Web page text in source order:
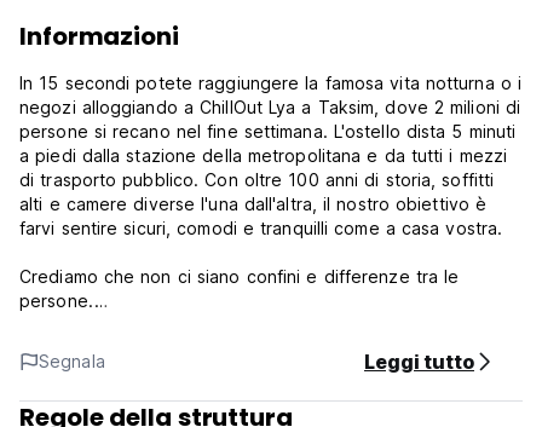
Informazioni
In 15 secondi potete raggiungere la famosa vita notturna o i
negozi alloggiando a ChillOut Lya a Taksim, dove 2 milioni di
persone si recano nel fine settimana. L'ostello dista 5 minuti
a piedi dalla stazione della metropolitana e da tutti i mezzi
di trasporto pubblico. Con oltre 100 anni di storia, soffitti
alti e camere diverse l'una dall'altra, il nostro obiettivo è
farvi sentire sicuri, comodi e tranquilli come a casa vostra.
Crediamo che non ci siano confini e differenze tra le
persone.
Se siete qui per un po' di cultura, sentirete la storia
camminando per 30 minuti. Taksim ChillOut Lya è la
posizione migliore per tutte le possibilità. Una posizione
tale da contenere sia i prezzi più bassi che quelli più cari
Segnala Leggi tutto
Regole della struttura